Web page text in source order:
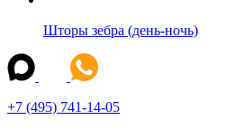
Шторы зебра (день-ночь)
+7 (495) 741-14-05